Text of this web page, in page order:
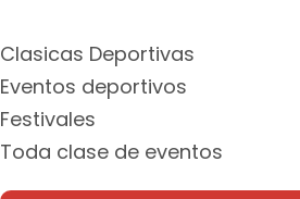
Clasicas Deportivas
Eventos deportivos
Festivales
Toda clase de eventos